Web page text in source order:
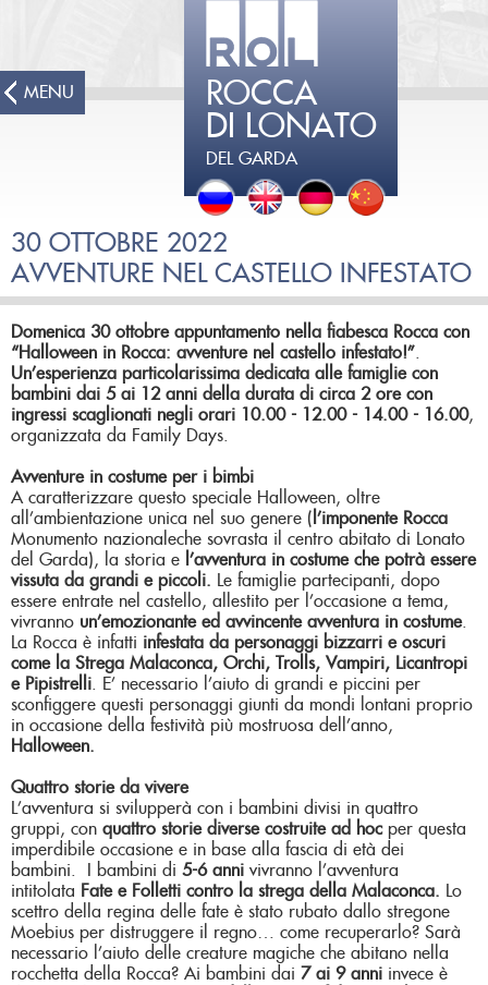
ROCCA
DI LONATO
DEL GARDA
MENU
30 OTTOBRE 2022
AVVENTURE NEL CASTELLO INFESTATO
Domenica 30 ottobre appuntamento nella fiabesca Rocca con
“Halloween in Rocca: avventure nel castello infestato!”
Un’esperienza particolarissima dedicata alle famiglie con
bambini dai 5 ai 12 anni della durata di circa 2 ore con
ingressi scaglionati negli orari 10.00 - 12.00 - 14.00 - 16.00,
organizzata da Family Days.
Avventure in costume per i bimbi
A caratterizzare questo speciale Halloween, oltre
all’ambientazione unica nel suo genere ( l’imponente Rocca
Monumento nazionaleche sovrasta il centro abitato di Lonato
del Garda), la storia e l’avventura in costume che potrà essere
vissuta da grandi e piccoli.
Le famiglie partecipanti, dopo
essere entrate nel castello, allestito per l’occasione a tema,
vivranno un’emozionante ed avvincente avventura in costume.
La Rocca è infatti infestata da personaggi bizzarri e oscuri
come la Strega Malaconca, Orchi, Trolls, Vampiri, Licantropi
e Pipistrelli . E’ necessario l’aiuto di grandi e piccini per
sconfiggere questi personaggi giunti da mondi lontani proprio
in occasione della festività più mostruosa dell’anno,
Halloween.
Quattro storie da vivere
L’avventura si svilupperà con i bambini divisi in quattro
gruppi, con quattro storie diverse costruite ad hocper questa
imperdibile occasione e in base alla fascia di età dei
bambini. I bambini di 5-6 anni vivranno l’avventura
intitolata Fate e Folletti contro la strega della Malaconca.
Lo
scettro della regina delle fate è stato rubato dallo stregone
Moebius per distruggere il regno… come recuperarlo? Sarà
necessario l’aiuto delle creature magiche che abitano nella
rocchetta della Rocca? Ai bambini dai 7 ai 9 anni invece è